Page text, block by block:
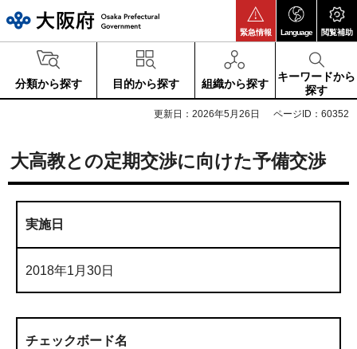
緊急情報 Language 閲覧補助
分類から探す 目的から探す 組織から探す
キーワードから
探す
更新日：2026年5月26日 ページID：60352
大高教との定期交渉に向けた予備交渉
実施日
2018年1月30日
チェックボード名